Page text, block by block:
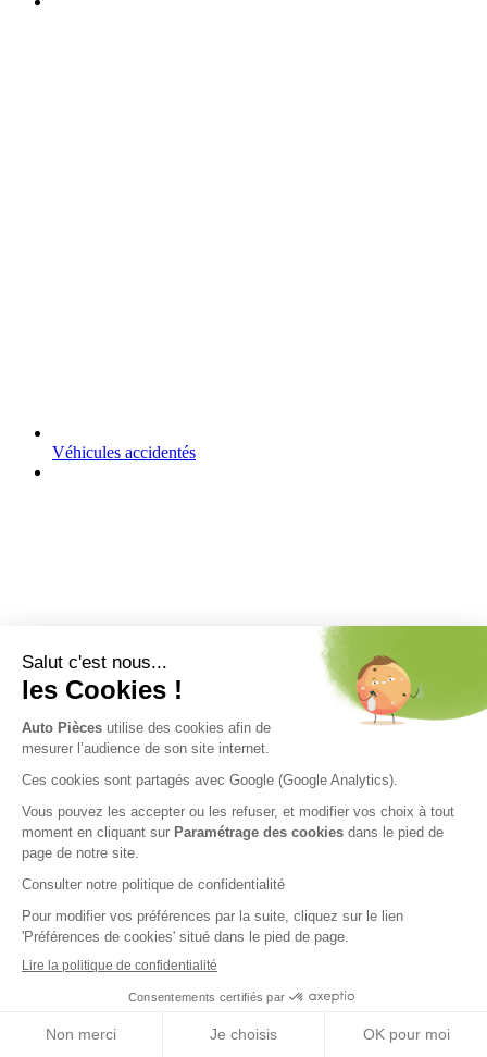
Véhicules accidentés
Nos engagements